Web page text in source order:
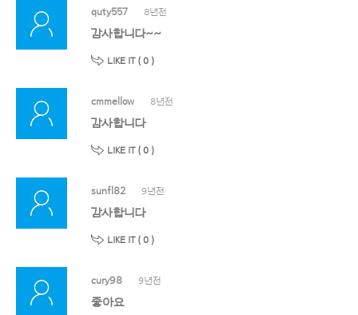
quty557 8년전
감사합니다~~
LIKE IT ( 0 )
cmmellow 8년전
감사합니다
LIKE IT ( 0 )
sunfl82 9년전
감사합니다
LIKE IT ( 0 )
cury98 9년전
좋아요